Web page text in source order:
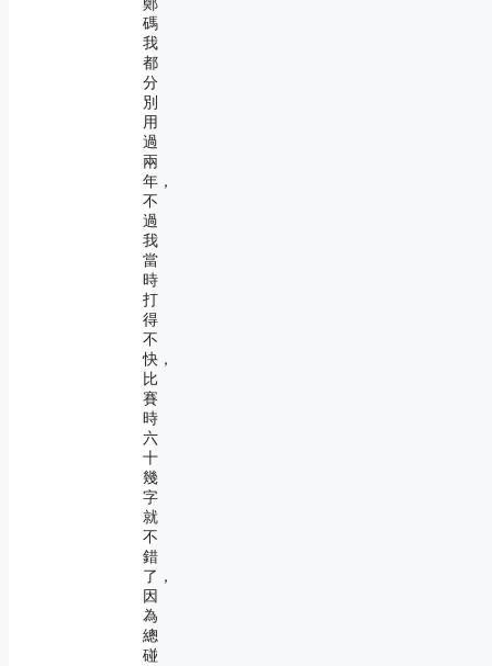
鄭
碼
我
都
分
別
用
過
兩
年，
不
過
我
當
時
打
得
不
快，
比
賽
時
六
十
幾
字
就
不
錯
了，
因
為
總
碰